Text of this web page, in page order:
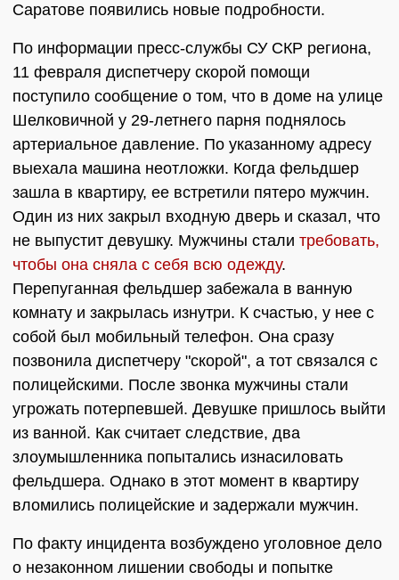
Саратове появились новые подробности.
По информации пресс-службы СУ СКР региона,
11 февраля диспетчеру скорой помощи
поступило сообщение о том, что в доме на улице
Шелковичной у 29-летнего парня поднялось
артериальное давление. По указанному адресу
выехала машина неотложки. Когда фельдшер
зашла в квартиру, ее встретили пятеро мужчин.
Один из них закрыл входную дверь и сказал, что
не выпустит девушку. Мужчины стали требовать,
чтобы она сняла с себя всю одежду.
Перепуганная фельдшер забежала в ванную
комнату и закрылась изнутри. К счастью, у нее с
собой был мобильный телефон. Она сразу
позвонила диспетчеру "скорой", а тот связался с
полицейскими. После звонка мужчины стали
угрожать потерпевшей. Девушке пришлось выйти
из ванной. Как считает следствие, два
злоумышленника попытались изнасиловать
фельдшера. Однако в этот момент в квартиру
вломились полицейские и задержали мужчин.
По факту инцидента возбуждено уголовное дело
о незаконном лишении свободы и попытке